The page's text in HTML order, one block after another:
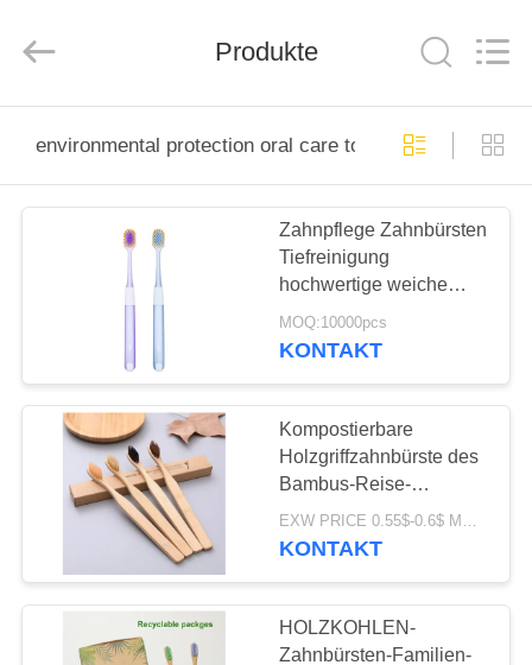
PRODUKTE
VIDEOS
UNS
FABRIK-
AUSFLUG
QUALITÄTSKONTROLLE
TRETEN
CENTER.
Produkte
environmental protection oral care toothbrush
Zahnpflege Zahnbürsten
Tiefreinigung
hochwertige weiche
Borsten 350g
Weißpapierpackung
MOQ:10000pcs
KONTAKT
Kompostierbare
Holzgriffzahnbürste des
Bambus-Reise-
Zahnbürsten-Grüns Eco
freundlichen
EXW PRICE 0.55$-0.6$ MOQ:30000pcs
KONTAKT
HOLZKOHLEN-
Zahnbürsten-Familien-